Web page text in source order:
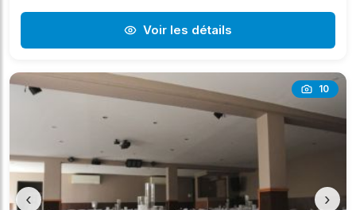
Voir les détails
10
‹ ›